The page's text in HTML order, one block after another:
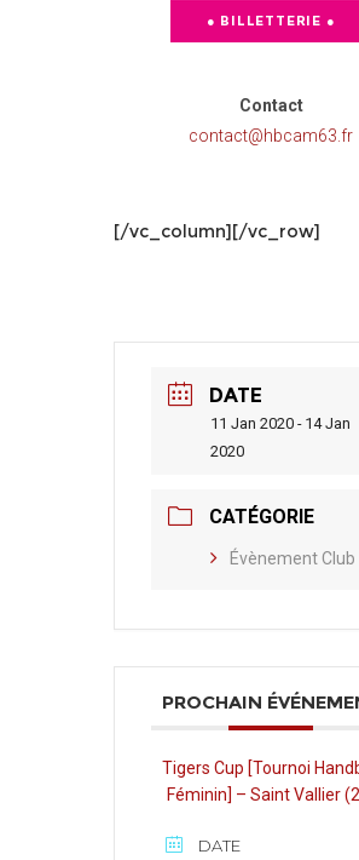
● BILLETTERIE ●
Contact
contact@hbcam63.fr
[/vc_column][/vc_row]
DATE
11 Jan 2020 - 14 Jan
2020
CATÉGORIE
Évènement Club
PROCHAIN
Tigers Cup [Tournoi
Féminin] – Saint Vallier
DATE